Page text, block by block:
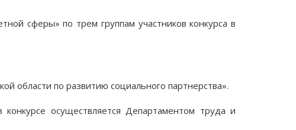
сферы» по трем группам участников конкурса в
области по развитию социального партнерства».
осуществляется Департаментом труда и